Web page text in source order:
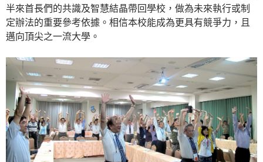
半來首長們的共識及智慧結晶帶回學校，做為未來執行或制
定辦法的重要參考依據。相信本校能成為更具有競爭力，且
邁向頂尖之一流大學。